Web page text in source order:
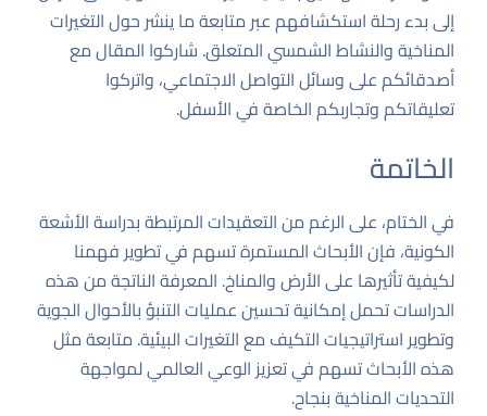
إلى بدء رحلة استكشافهم عبر متابعة ما ينشر حول التغيرات
المناخية والنشاط الشمسي المتعلق. شاركوا المقال مع
أصدقائكم على وسائل التواصل الاجتماعي، واتركوا
تعليقاتكم وتجاربكم الخاصة في الأسفل.
الخاتمة
في الختام، على الرغم من التعقيدات المرتبطة بدراسة الأشعة
الكونية، فإن الأبحاث المستمرة تسهم في تطوير فهمنا
لكيفية تأثيرها على الأرض والمناخ. المعرفة الناتجة من هذه
الدراسات تحمل إمكانية تحسين عمليات التنبؤ بالأحوال الجوية
وتطوير استراتيجيات التكيف مع التغيرات البيئية. متابعة مثل
هذه الأبحاث تسهم في تعزيز الوعي العالمي لمواجهة
التحديات المناخية بنجاح.